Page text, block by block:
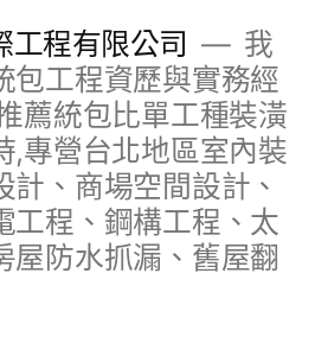
工程有限公司
我
包工程資歷與實務經
薦統包比單工種裝潢
,專營台北地區室內裝
計、商場空間設計、
工程、鋼構工程、太
屋防水抓漏、舊屋翻